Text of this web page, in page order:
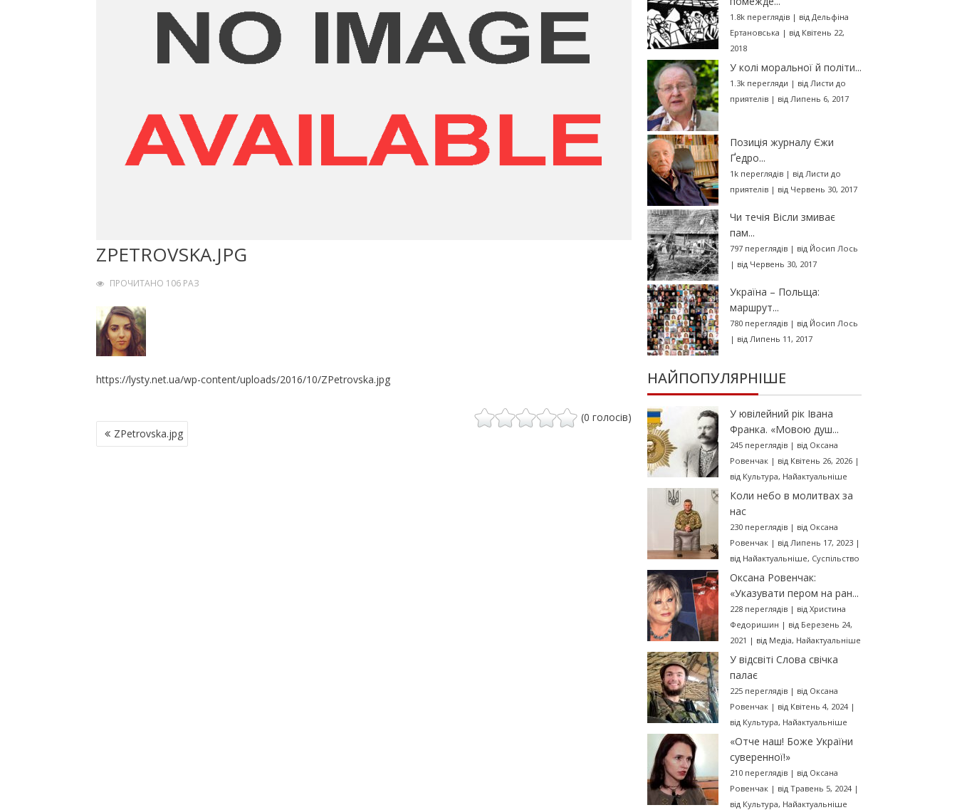
ZPETROVSKA.JPG
ПРОЧИТАНО 106 РАЗ
https://lysty.net.ua/wp-content/uploads/2016/10/ZPetrovska.jpg
(0 голосів)
Н
А
ZPetrovska.jpg
1.8k переглядів| від Дельфіна
Ертановська | від Квітень 22,
2018
У колі моральної й політи...
1.3k перегляди | від Листи до
приятелів| від Липень 6, 2017
Позиція журналу Єжи
Ґедро...
1k переглядів| від Листи до
приятелів| від Червень 30, 2017
Чи течія Вісли змиває
пам...
797 переглядів| від Йосип Лось
| від Червень 30, 2017
Україна – Польща:
маршрут...
780 переглядів| від Йосип Лось
| від Липень 11, 2017
НАЙПОПУЛЯРНІШЕ
У ювілейний рік Івана
Франка. «Мовою душ...
245 переглядів| від Оксана
Ровенчак| від Квітень 26, 2026|
від Культура, Найактуальніше
Коли небо в молитвах за
нас
230 переглядів| від Оксана
Ровенчак| від Липень 17, 2023|
від Найактуальніше, Суспільство
Оксана Ровенчак:
«Указувати пером на ран...
228 переглядів| від Христина
Федоришин | від Березень 24,
2021 | від Медіа, Найактуальніше
У відсвіті Слова свічка
палає
225 переглядів| від Оксана
Ровенчак| від Квітень 4, 2024|
від Культура, Найактуальніше
«Отче наш! Боже України
суверенної!»
210 переглядів| від Оксана
Ровенчак| від Травень 5, 2024|
від Культура, Найактуальніше